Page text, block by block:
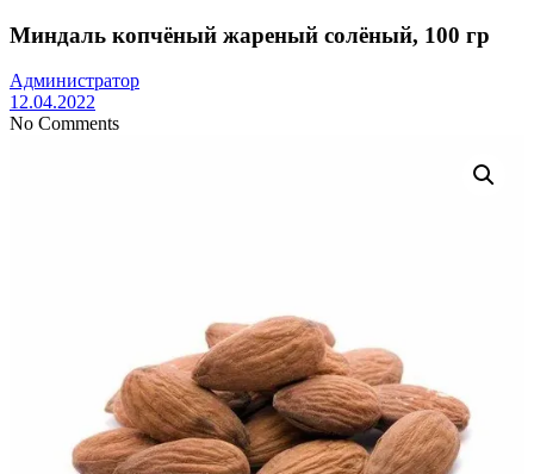
Миндаль копчёный жареный солёный, 100 гр
Администратор
12.04.2022
No Comments